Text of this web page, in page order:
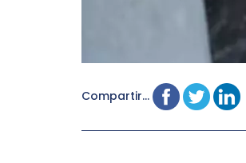
Compartir...